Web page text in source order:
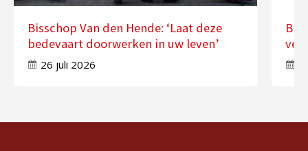
Bisschop Van den Hende: ‘Laat deze
bedevaart doorwerken in uw leven’
26 juli 2026